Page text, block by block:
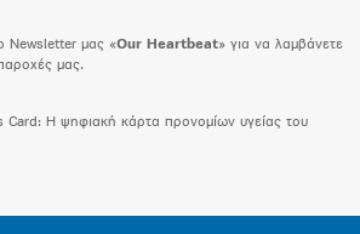
Newsletter μας «Our Heartbeat» για να λαμβάνετε
μας.
Card: H ψηφιακή κάρτα προνομίων υγείας του